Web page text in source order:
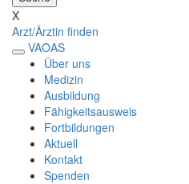
X
Arzt/Ärztin finden
VAOAS
Über uns
Medizin
Ausbildung
Fähigkeitsausweis
Fortbildungen
Aktuell
Kontakt
Spenden